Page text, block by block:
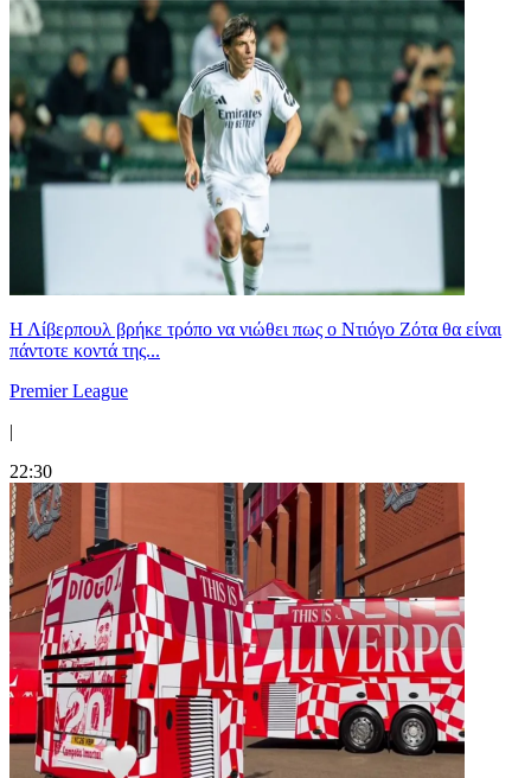
Η Λίβερπουλ βρήκε τρόπο να νιώθει πως ο Ντιόγο Ζότα θα είναι
πάντοτε κοντά της...
Premier League
|
22:30